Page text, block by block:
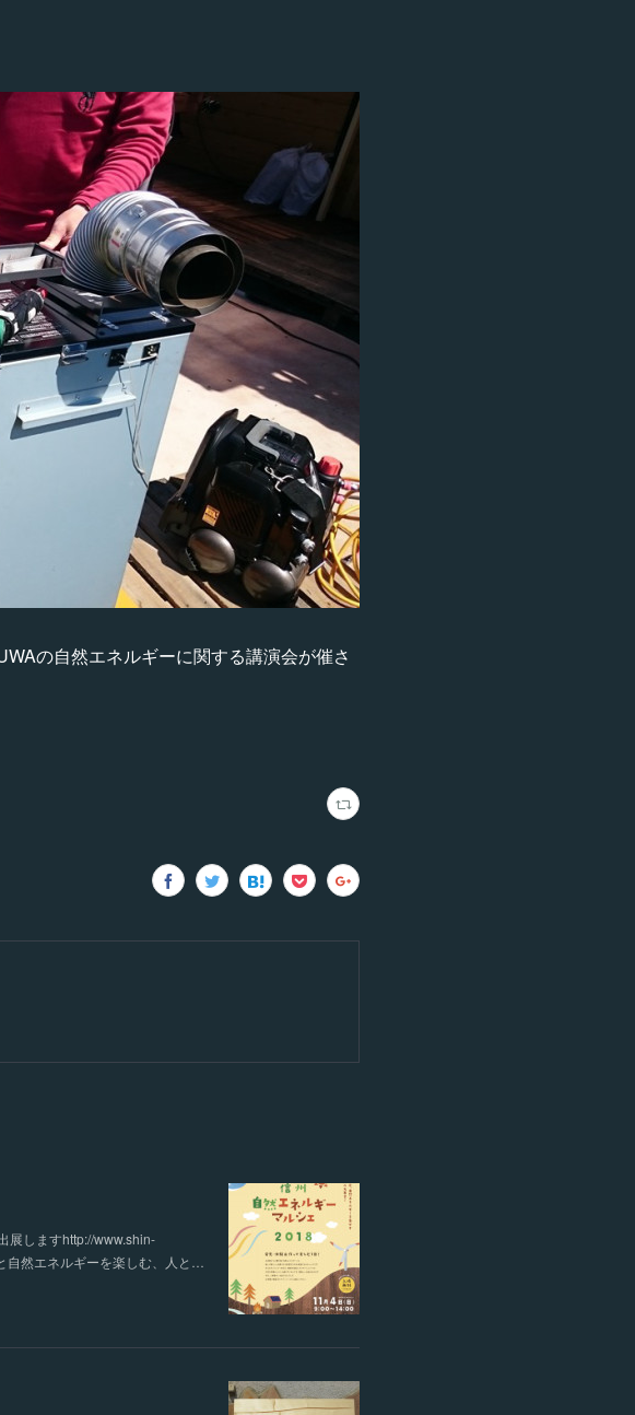
の自然エネルギーに関する講演会が催さ
しますhttp://www.shin-
然エネルギーを楽しむ、人と…